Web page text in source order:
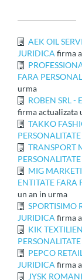
AEK OIL
JURIDICA firma
FARA
urma
ROBEN SRL -
firma actualizata
TAKKO
TRANSPORT
MIG
ENTITATE FARA
un an in urma
SPORTISIMO
JURIDICA firma
KIK
PEPCO
JURIDICA firma
JYSK